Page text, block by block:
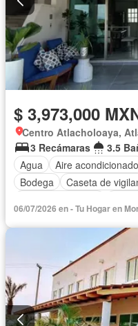
$ 3,973,000
Centro Atlacholoaya,
3 Recámaras
3.5
Agua
Aire acondicionado
Bodega
Caseta de
Gimnasio
Internet
Zonas verdes
06/07/2026 en - Tu Hogar en